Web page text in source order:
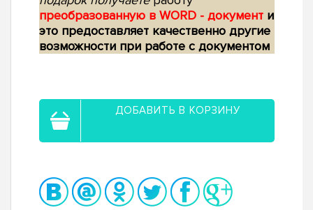
преобразованную в WORD - документ и
это предоставляет качественно другие
возможности при работе с документом
ДОБАВИТЬ В КОРЗИНУ